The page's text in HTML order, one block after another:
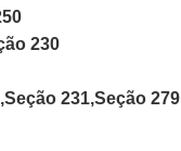
230
231,Seção 279